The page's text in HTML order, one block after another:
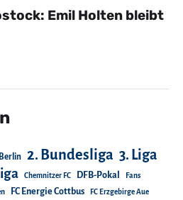
Emil Holten bleibt
2. Bundesliga 3. Liga
Chemnitzer FC DFB-Pokal Fans
FC Energie Cottbus FC Erzgebirge Aue